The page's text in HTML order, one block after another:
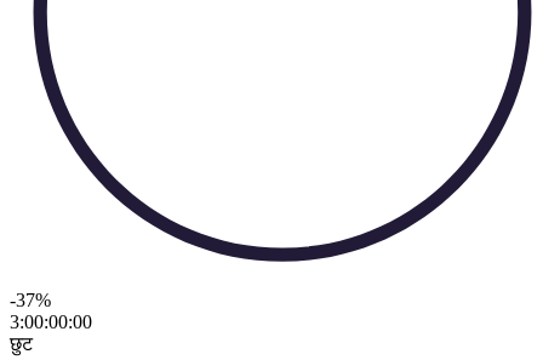
-37%
3:00:00:00
छुट